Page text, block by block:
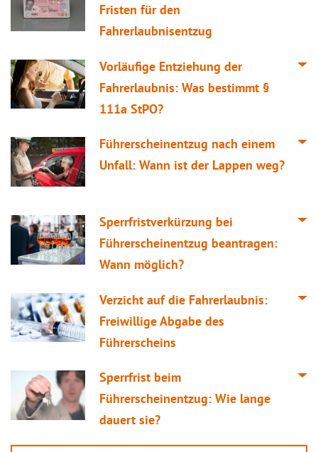
Fristen für den
Fahrerlaubnisentzug
Vorläufige Entziehung der
Fahrerlaubnis: Was bestimmt §
111a StPO?
Führerscheinentzug nach einem
Unfall: Wann ist der Lappen weg?
Sperrfristverkürzung bei
Führerscheinentzug beantragen:
Wann möglich?
Verzicht auf die Fahrerlaubnis:
Freiwillige Abgabe des
Führerscheins
Sperrfrist beim
Führerscheinentzug: Wie lange
dauert sie?